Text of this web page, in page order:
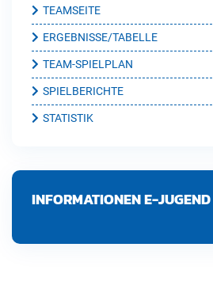
TEAMSEITE
ERGEBNISSE/TABELLE
TEAM-SPIELPLAN
SPIELBERICHTE
STATISTIK
INFORMATIONEN E-JUGEND